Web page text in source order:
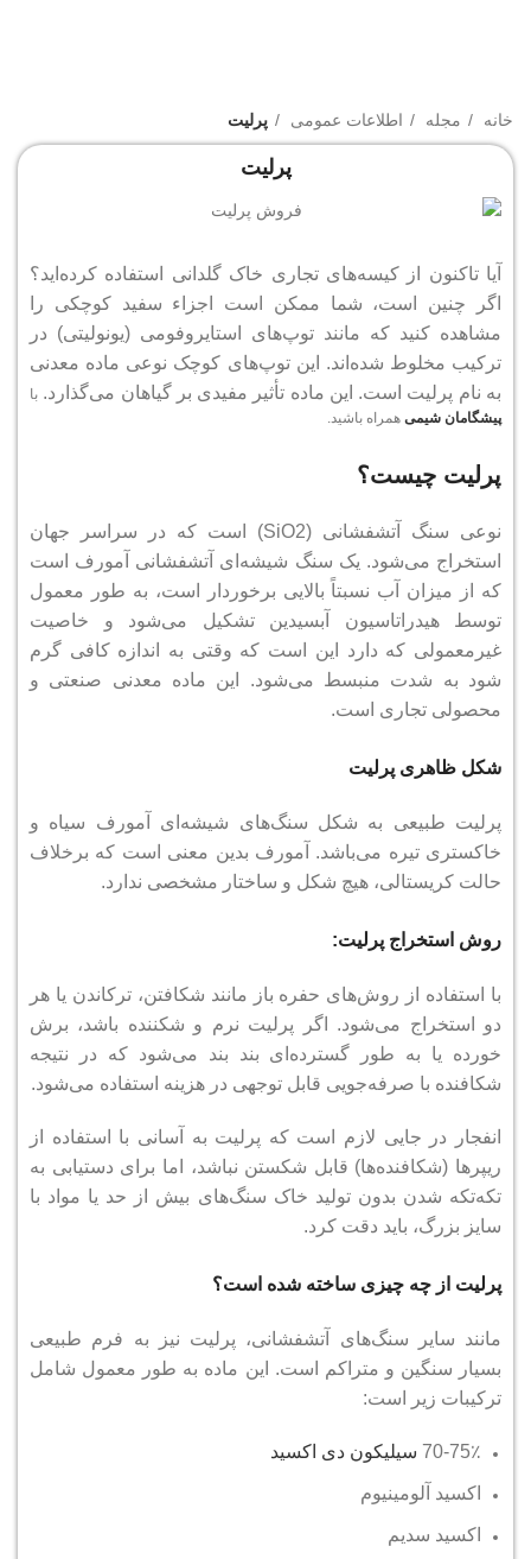
خانه مجله اطلاعات عمومی پرلیت
پرلیت
آیا تاکنون از کیسه‌های تجاری خاک گلدانی استفاده کرده‌اید؟
اگر چنین است، شما ممکن است اجزاء سفید کوچکی را
مشاهده کنید که مانند توپ‌های استایروفومی (یونولیتی) در
ترکیب مخلوط شده‌اند.
این توپ‌های کوچک نوعی ماده معدنی
به نام پرلیت است. این ماده‌ تأثیر مفیدی بر گیاهان می‌گذارد. با
پیشگامان شیمی همراه باشید.
پرلیت چیست؟
نوعی سنگ آتشفشانی (SiO2) است که در سراسر جهان
استخراج می‌شود. یک سنگ شیشه‌ای آتشفشانی آمورف است
که از میزان آب نسبتاً بالایی برخوردار است، به طور معمول
توسط هیدراتاسیون آبسیدین تشکیل می‌شود و خاصیت
غیرمعمولی که دارد این است که وقتی به اندازه کافی گرم
شود به شدت منبسط می‌شود.
این ماده معدنی صنعتی و
محصولی تجاری است.
شکل ظاهری پرلیت
پرلیت طبیعی به شکل سنگ‌های شیشه‌ای آمورف سیاه و
خاکستری تیره می‌باشد.
آمورف بدین معنی است که برخلاف
حالت کریستالی، هیچ شکل و ساختار مشخصی ندارد.
روش استخراج پرلیت:
با استفاده از روش‌های حفره باز مانند شکافتن، ترکاندن یا هر
دو استخراج می‌شود.
اگر پرلیت نرم و شکننده باشد، برش
خورده یا به طور گسترده‌ای بند بند می‌شود که در نتیجه
شکافنده با صرفه‌جویی قابل توجهی در هزینه استفاده می‌شود.
انفجار در جایی لازم است که پرلیت به آسانی با استفاده از
ریپرها (شکافنده‌ها) قابل شکستن نباشد، اما برای دستیابی به
تکه‌تکه شدن بدون تولید خاک سنگ‌های بیش از حد یا مواد با
سایز بزرگ، باید دقت کرد.
پرلیت از چه چیزی ساخته شده است؟
مانند سایر سنگ‌های آتشفشانی، پرلیت نیز به فرم طبیعی
بسیار سنگین و متراکم است.
این ماده به طور معمول شامل
ترکیبات زیر است:
70-75٪ سیلیکون دی اکسید
اکسید آلومینیوم
اکسید سدیم